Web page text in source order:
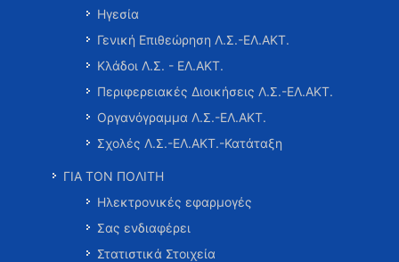
Ηγεσία
Γενική Επιθεώρηση Λ.Σ.-ΕΛ.ΑΚΤ.
Κλάδοι Λ.Σ. - ΕΛ.ΑΚΤ.
Περιφερειακές Διοικήσεις Λ.Σ.-ΕΛ.ΑΚΤ.
Οργανόγραμμα Λ.Σ.-ΕΛ.ΑΚΤ.
Σχολές Λ.Σ.-ΕΛ.ΑΚΤ.-Κατάταξη
ΓΙΑ ΤΟΝ ΠΟΛΙΤΗ
Ηλεκτρονικές εφαρμογές
Σας ενδιαφέρει
Στατιστικά Στοιχεία